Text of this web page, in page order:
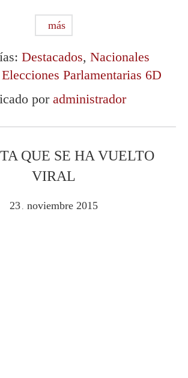
más
Destacados, Nacionales
Elecciones Parlamentarias 6D
por administrador
QUE SE HA VUELTO
VIRAL
23 noviembre 2015